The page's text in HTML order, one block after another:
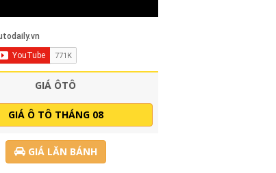
GIÁ ÔTÔ
GIÁ Ô TÔ THÁNG 08
GIÁ LĂN BÁNH